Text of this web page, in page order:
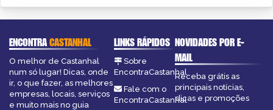
ENCONTRACASTANHAL
O melhor de Castanhal
num só lugar! Dicas, onde
ir, o que fazer, as melhores
empresas, locais, serviços
e muito mais no guia
LINKS RÁPIDOS
Sobre
EncontraCastanhal
Fale com o
EncontraCastanhal
NOVIDADES POR E-
MAIL
Receba grátis as
principais notícias,
dicas e promoções